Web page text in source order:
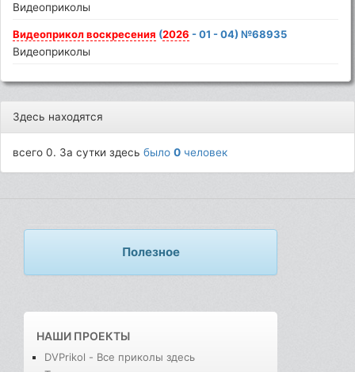
Видеоприколы
Видеоприкол воскресения (2026 - 01 - 04) №68935
Видеоприколы
Здесь находятся
всего 0. За сутки здесьбыло0 человек
Полезное
НАШИ ПРОЕКТЫ
DVPrikol - Все приколы здесь